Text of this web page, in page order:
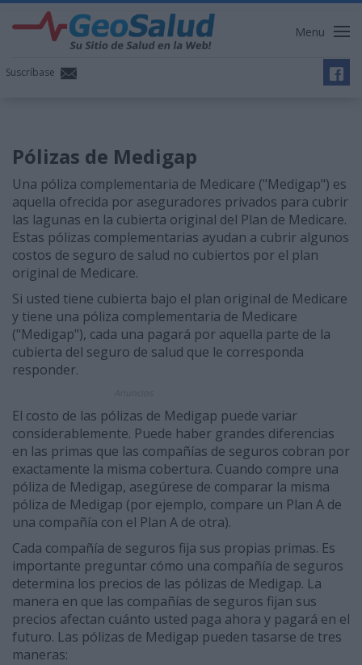
Menu
Suscríbase
Pólizas de Medigap
Una póliza complementaria de Medicare ("Medigap") es
aquella ofrecida por aseguradores privados para cubrir
las lagunas en la cubierta original del Plan de Medicare.
Estas pólizas complementarias ayudan a cubrir algunos
costos de seguro de salud no cubiertos por el plan
original de Medicare.
Si usted tiene cubierta bajo el plan original de Medicare
y tiene una póliza complementaria de Medicare
("Medigap"), cada una pagará por aquella parte de la
cubierta del seguro de salud que le corresponda
responder.
El costo de las pólizas de Medigap puede variar
considerablemente. Puede haber grandes diferencias
en las primas que las compañías de seguros cobran por
exactamente la misma cobertura. Cuando compre una
póliza de Medigap, asegúrese de comparar la misma
póliza de Medigap (por ejemplo, compare un Plan A de
una compañía con el Plan A de otra).
Cada compañía de seguros fija sus propias primas. Es
importante preguntar cómo una compañía de seguros
determina los precios de las pólizas de Medigap. La
manera en que las compañías de seguros fijan sus
precios afectan cuánto usted paga ahora y pagará en el
futuro. Las pólizas de Medigap pueden tasarse de tres
maneras: